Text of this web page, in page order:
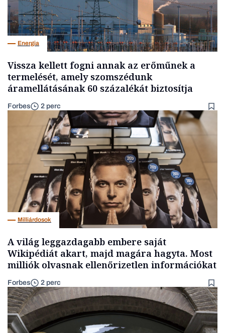
Energia
Vissza kellett fogni annak az erőműnek a
termelését, amely szomszédunk
áramellátásának 60 százalékát biztosítja
Forbes 2 perc
Milliárdosok
A világ leggazdagabb embere saját
Wikipédiát akart, majd magára hagyta. Most
milliók olvasnak ellenőrizetlen információkat
Forbes 2 perc